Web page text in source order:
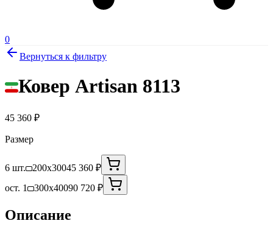
0
Вернуться к фильтру
Ковер Artisan 8113
45 360 ₽
Размер
6 шт. 200x30045 360 ₽
ост. 1
300x40090 720 ₽
Описание